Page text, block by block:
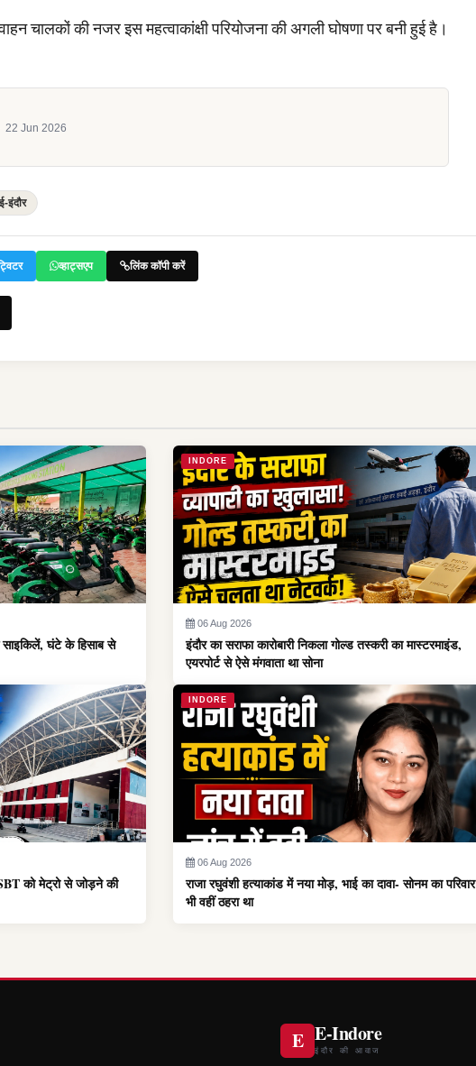
चालकों की नजर इस महत्वाकांक्षी परियोजना की अगली घोषणा पर बनी हुई है।
22 Jun 2026
ई-इंदौर
व्हाट्सएप लिंक कॉपी करें
साइकिलें, घंटे के हिसाब से
INDORE
06 Aug 2026
इंदौर का सराफा कारोबारी निकला गोल्ड तस्करी का मास्टरमाइंड,
एयरपोर्ट से ऐसे मंगवाता था सोना
को मेट्रो से जोड़ने की
INDORE
06 Aug 2026
राजा रघुवंशी हत्याकांड में नया मोड़, भाई का दावा- सोनम का परिवार
भी वहीं ठहरा था
E E-Indore
इंदौर की आवाज